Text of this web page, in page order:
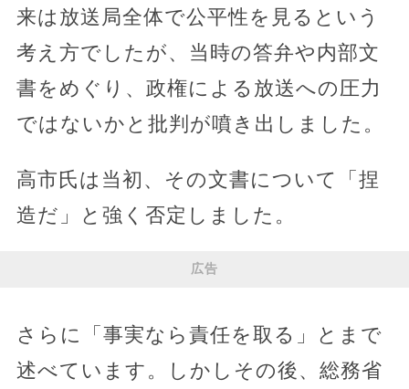
来は放送局全体で公平性を見るという
考え方でしたが、当時の答弁や内部文
書をめぐり、政権による放送への圧力
ではないかと批判が噴き出しました。
高市氏は当初、その文書について「捏
造だ」と強く否定しました。
広告
さらに「事実なら責任を取る」とまで
述べています。しかしその後、総務省